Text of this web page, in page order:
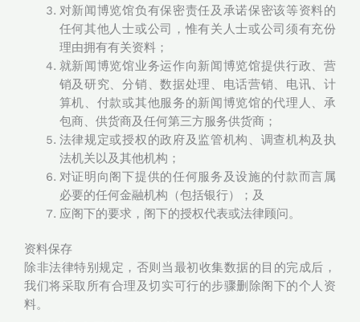
对新闻博览馆负有保密责任及承诺保密该等资料的
任何其他人士或公司，惟有关人士或公司须有充份
理由拥有有关资料；
就新闻博览馆业务运作向新闻博览馆提供行政、营
销及研究、分销、数据处理、电话营销、电讯、计
算机、付款或其他服务的新闻博览馆的代理人、承
包商、供货商及任何第三方服务供货商；
法律规定或授权的政府及监管机构、调查机构及执
法机关以及其他机构；
对证明向阁下提供的任何服务及设施的付款而言属
必要的任何金融机构（包括银行）；及
应阁下的要求，阁下的授权代表或法律顾问。
资料保存
除非法律特别规定，否则当最初收集数据的目的完成后，
我们将采取所有合理及切实可行的步骤删除阁下的个人资
料。